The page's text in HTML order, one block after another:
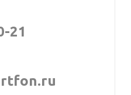
21